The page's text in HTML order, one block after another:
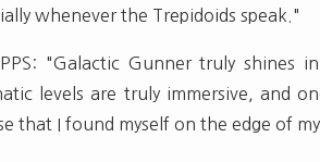
whenever the Trepidoids speak."
"Galactic Gunner truly shines
levels are truly immersive, and
that I found myself on the edge of